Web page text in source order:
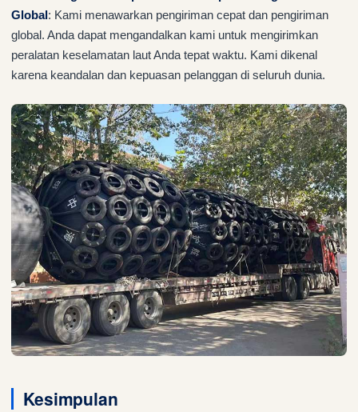
Global: Kami menawarkan pengiriman cepat dan pengiriman
global. Anda dapat mengandalkan kami untuk mengirimkan
peralatan keselamatan laut Anda tepat waktu. Kami dikenal
karena keandalan dan kepuasan pelanggan di seluruh dunia.
Kesimpulan